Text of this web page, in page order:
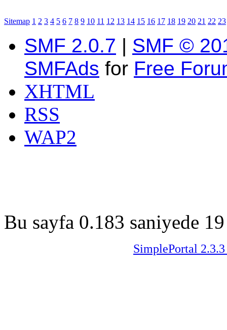
Sitemap 1 2 3 4 5 6 7 8 9 10 11 12 13 14 15 16 17 18 19 20 21 22 23
SMF 2.0.7 | SMF ©
SMFAds for Free
XHTML
RSS
WAP2
Bu sayfa 0.183 saniyede
SimplePortal